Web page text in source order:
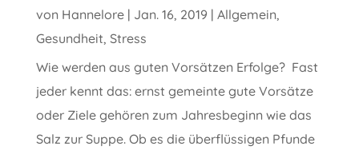
von Hannelore| Jan. 16, 2019 | Allgemein,
Gesundheit, Stress
Wie werden aus guten Vorsätzen Erfolge? Fast
jeder kennt das: ernst gemeinte gute Vorsätze
oder Ziele gehören zum Jahresbeginn wie das
Salz zur Suppe. Ob es die überflüssigen Pfunde